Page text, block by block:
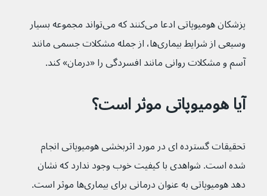
پزشکان هومیوپاتی ادعا می‌کنند که می‌تواند مجموعه بسیار
وسیعی از شرایط بیماری‌ها، از جمله مشکلات جسمی مانند
آسم و مشکلات روانی مانند افسردگی را «درمان» کند.
آیا هومیوپاتی موثر است؟
تحقیقات گسترده ای در مورد اثربخشی هومیوپاتی انجام
شده است. شواهدی با کیفیت خوب وجود ندارد که نشان
دهد هومیوپاتی به عنوان درمانی برای بیماری‌ها موثر است.